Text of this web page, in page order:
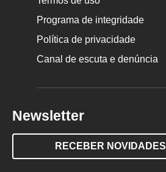
Programa de integridade
Política de privacidade
Canal de escuta e denúncia
Newsletter
RECEBER NOVIDADES